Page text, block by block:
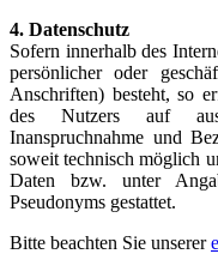
4. Datenschutz
Sofern innerhalb des
persönlicher oder
Anschriften) besteht, so
des Nutzers auf
Inanspruchnahme und
soweit technisch möglich
Daten bzw. unter
Pseudonyms gestattet.
Bitte beachten Sie unserer